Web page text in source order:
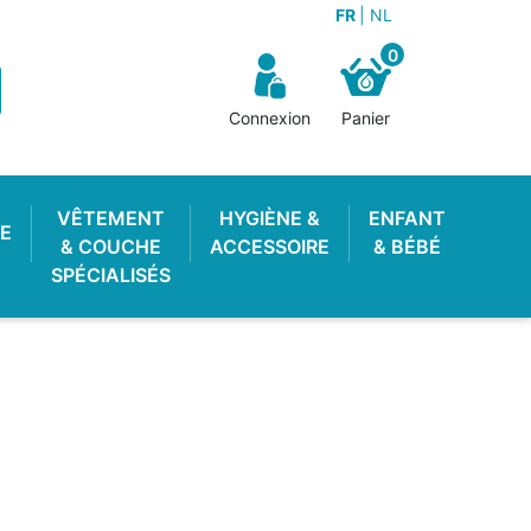
FR NL
Connexion
0
Panier
VÊTEMENT
& COUCHE
SPÉCIALISÉS
HYGIÈNE &
ACCESSOIRE
ENFANT
& BÉBÉ